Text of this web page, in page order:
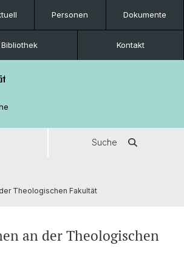
Personen Dokumente
Kontakt
Suche
Theologischen Fakultät
an der Theologischen